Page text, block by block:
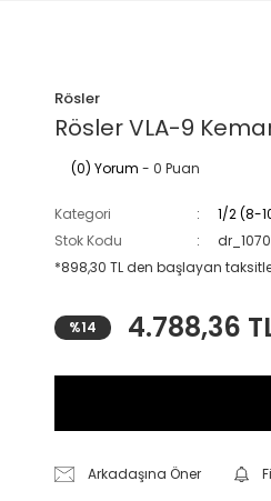
Rösler
Rösler VLA-9
(0) Yorum - 0 Puan
Kategori
1/2 (8-
Stok Kodu
*898,30 TL den başlayan
%14 4.788,36
Arkadaşına Öner